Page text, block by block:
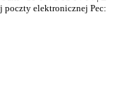
poczty elektronicznej Pec: